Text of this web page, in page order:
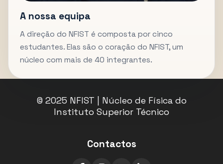
A nossa equipa
A direção do NFIST é composta por cinco
estudantes. Elas são o coração do NFIST, um
núcleo com mais de 40 integrantes.
© 2025 NFIST | Núcleo de Física do
Instituto Superior Técnico
Contactos